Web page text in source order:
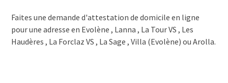
Faites une demande d'attestation de domicile en ligne
pour une adresse en Evolène , Lanna , La Tour VS , Les
Haudères , La Forclaz VS , La Sage , Villa (Evolène) ou Arolla.